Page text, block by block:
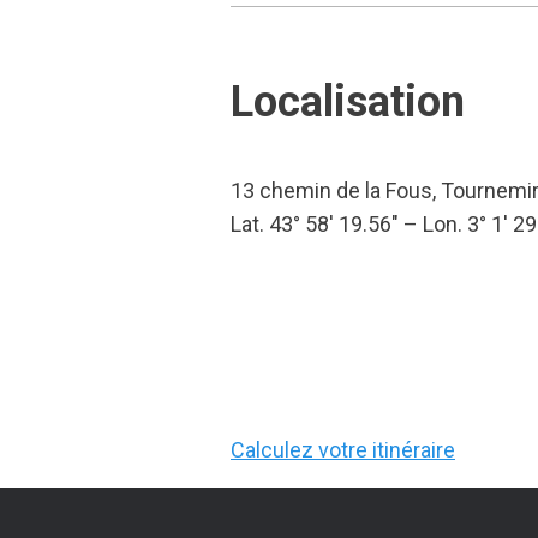
Localisation
13 chemin de la Fous,
Lat. 43° 58′ 19.56″ – Lon. 3° 1′
Calculez votre itinéraire